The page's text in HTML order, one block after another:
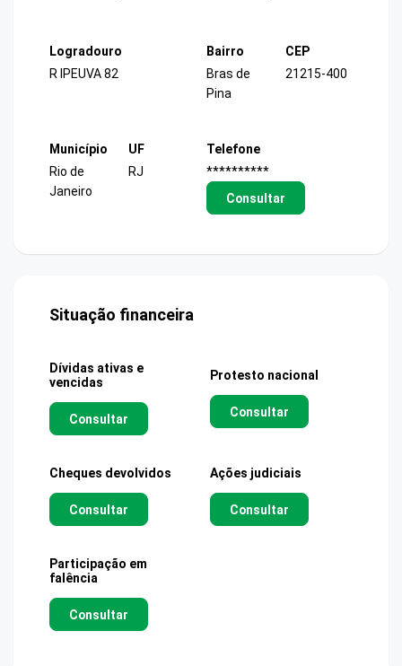
Logradouro
R IPEUVA 82
Bairro
Bras de
Pina
CEP
21215-400
Município
Rio de
Janeiro
UF
RJ
Telefone
**********
Consultar
Situação financeira
Dívidas ativas e
vencidas
Consultar
Protesto nacional
Consultar
Cheques devolvidos
Consultar
Ações judiciais
Consultar
Participação em
falência
Consultar